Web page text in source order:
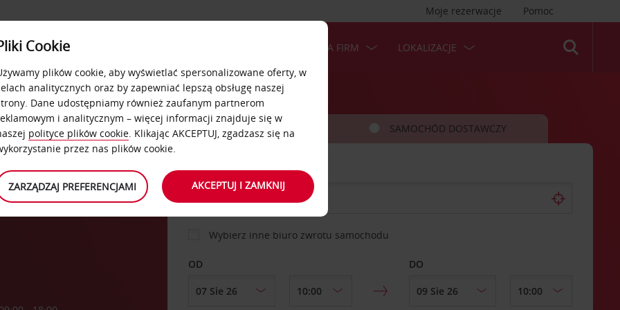
Pomoc
Moje rezerwacje
USŁUGI
OFERTA DLA FIRM LOKALIZACJE
SAMOCHÓD SAMOCHÓD DOSTAWCZY
MIEJSCE ODBIORU
Wybierz inne biuro zwrotu samochodu
OD DO
Cookie
plików cookie, aby wyświetlać spersonalizowane oferty, w
analitycznych oraz by zapewniać lepszą obsługę naszej
Dane udostępniamy również zaufanym partnerom
i analitycznym – więcej informacji znajduje się w
polityce plików cookie. Klikając AKCEPTUJ, zgadzasz się na
przez nas plików cookie.
ZARZĄDZAJ PREFERENCJAMI AKCEPTUJ I ZAMKNIJ